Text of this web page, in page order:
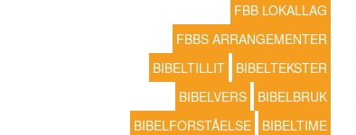
FBB LOKALLAG
FBBS ARRANGEMENTER
BIBELTILLIT
BIBELTEKSTER
BIBELVERS
BIBELBRUK
BIBELFORSTÅELSE
BIBELTIME